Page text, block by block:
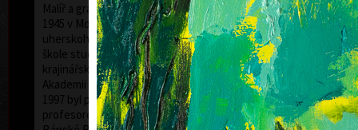
Malíř a grafik František Hodonský se narodil 19. února
1945 v Moravském Písku. Po studiích na
uherskohradišťské střední uměleckoprůmyslové
škole studoval v letech 1963 až 1969 v ateliéru
krajinářské malby u prof. Františka Jiroudka na
Akademii výtvarných umění v Praze. V období 1990 až
1997 byl profesorem na AVU v Praze a od roku 1998 je
profesorem současné malby na Akademii umění v